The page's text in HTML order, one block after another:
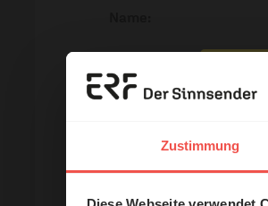
Zustimmung
E-Mail:
Die E-Mail-Adresse wirdDas
und